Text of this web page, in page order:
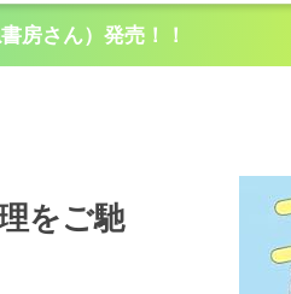
房さん）発売！！
をご馳